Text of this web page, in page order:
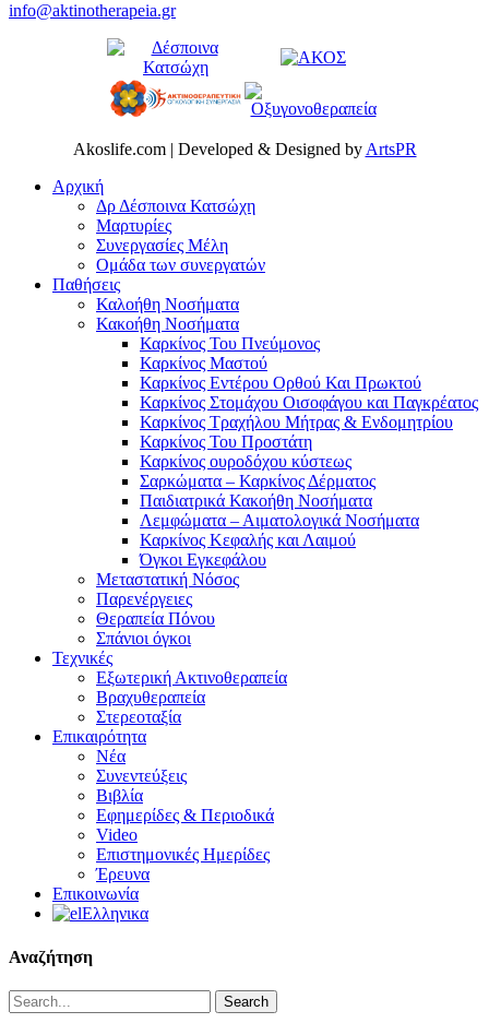
info@aktinotherapeia.gr
Akoslife.com | Developed & Designed byArtsPR
Αρχική
Δρ Δέσποινα Κατσώχη
Μαρτυρίες
Συνεργασίες Μέλη
Ομάδα των συνεργατών
Παθήσεις
Καλοήθη Νοσήματα
Κακοήθη Νοσήματα
Καρκίνος Του Πνεύμονος
Καρκίνος Μαστού
Καρκίνος Εντέρου Ορθού Και Πρωκτού
Καρκίνος Στομάχου Οισοφάγου και Παγκρέατος
Καρκίνος Τραχήλου Μήτρας & Ενδομητρίου
Καρκίνος Του Προστάτη
Καρκίνος ουροδόχου κύστεως
Σαρκώματα – Καρκίνος Δέρματος
Παιδιατρικά Κακοήθη Νοσήματα
Λεμφώματα – Αιματολογικά Νοσήματα
Καρκίνος Κεφαλής και Λαιμού
Όγκοι Εγκεφάλου
Μεταστατική Νόσος
Παρενέργειες
Θεραπεία Πόνου
Σπάνιοι όγκοι
Τεχνικές
Εξωτερική Ακτινοθεραπεία
Βραχυθεραπεία
Στερεοταξία
Επικαιρότητα
Νέα
Συνεντεύξεις
Βιβλία
Εφημερίδες & Περιοδικά
Video
Επιστημονικές Ημερίδες
Έρευνα
Επικοινωνία
Ελληνικα
Αναζήτηση
Search